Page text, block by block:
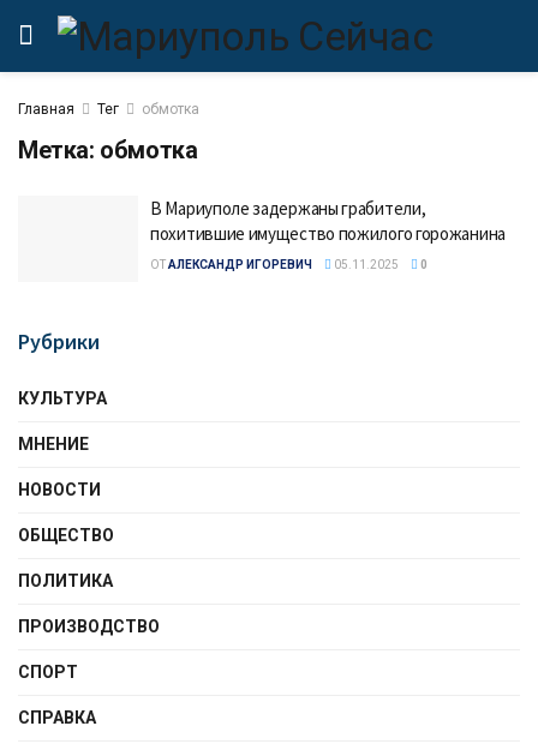
Главная Тег обмотка
Метка: обмотка
В Мариуполе задержаны грабители,
похитившие имущество пожилого горожанина
ОТАЛЕКСАНДР ИГОРЕВИЧ 05.11.2025 0
Рубрики
КУЛЬТУРА
МНЕНИЕ
НОВОСТИ
ОБЩЕСТВО
ПОЛИТИКА
ПРОИЗВОДСТВО
СПОРТ
СПРАВКА